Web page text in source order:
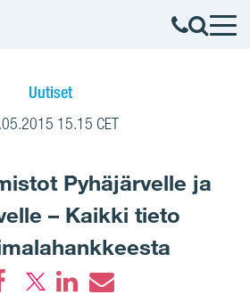
Uutiset
15.15 CET
Pyhäjärvelle ja
– Kaikki tieto